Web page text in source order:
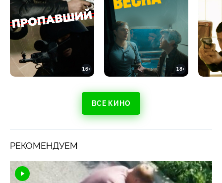
16+ 18+
ВСЕ КИНО
РЕКОМЕНДУЕМ